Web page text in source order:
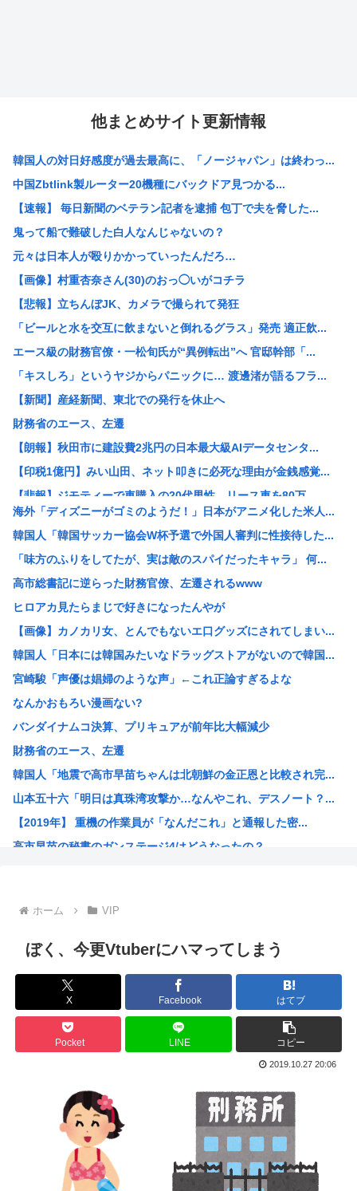
他まとめサイト更新情報
韓国人の対日好感度が過去最高に、「ノージャパン」は終わっ...
中国Zbtlink製ルーター20機種にバックドア見つかる...
【速報】 毎日新聞のベテラン記者を逮捕 包丁で夫を脅した...
鬼って船で難破した白人なんじゃないの？
元々は日本人が殴りかかっていったんだろ…
【画像】村重杏奈さん(30)のおっ◯いがコチラ
【悲報】立ちんぼJK、カメラで撮られて発狂
「ビールと水を交互に飲まないと倒れるグラス」発売 適正飲...
エース級の財務官僚・一松旬氏が“異例転出”へ 官邸幹部「...
「キスしろ」というヤジからパニックに… 渡邊渚が語るフラ...
【新聞】産経新聞、東北での発行を休止へ
財務省のエース、左遷
【朗報】秋田市に建設費2兆円の日本最大級AIデータセンタ...
【印税1億円】みい山田、ネット叩きに必死な理由が金銭感覚...
【悲報】ジモティーで車購入の20代男性、リース車を80万...
珍しく南北から同時に叩かれた日本 韓国からは「領土問題」...
パヨク「アジア人民、中国人民と連帯して戦おー！悪政高市を...
みんなで大家さん「成田は日本の下町が開発したゴミをエネル...
【画像】X民さん「ニンニクが青い！こんなの食えない！」
【悲報】楽しんごさん、清水良太郎さんとの“過去の因縁”を...
【衝撃】元ジャンポケ斉藤慎二被告の判決を堀江貴文さんが予...
【速報】北朝鮮が日本海に向けてミサイル発射
【悲報】高市首相の“個人的なSNS投稿”で習近平ブチギレ...
【衝撃】木村祐一の変貌ぶりに「誰かわからん」「いつの間に...
ついに来ちゃったの？アメリカでヒューマノイドロボットが家...
中国製ルーター20機種にバックドア、外部から完全制御のお...
中国人のリウさん、新エネ車で国境越えたら遠隔操作で30時...
北朝鮮が何かを発射
コメ価格先行き指数 過去最低 今後も値下がり傾向
海外「ディズニーがゴミのようだ！」日本がアニメ化した米人...
韓国人「韓国サッカー協会W杯予選で外国人審判に性接待した...
「味方のふりをしてたが、実は敵のスパイだったキャラ」 何...
高市総書記に逆らった財務官僚、左遷されるwww
ヒロアカ見たらまじで好きになったんやが
【画像】カノカリ女、とんでもないエ口グッズにされてしまい...
韓国人「日本には韓国みたいなドラッグストアがないので韓国...
宮崎駿「声優は娼婦のような声」←これ正論すぎるよな
なんかおもろい漫画ない?
バンダイナムコ決算、プリキュアが前年比大幅減少
財務省のエース、左遷
韓国人「地震で高市早苗ちゃんは北朝鮮の金正恩と比較され完...
山本五十六「明日は真珠湾攻撃か…なんやこれ、デスノート？...
【2019年】 重機の作業員が「なんだこれ」と通報した密...
高市早苗の秘書のガンステージ4はどうなったの？
韓国人「現在、日本が密かに韓国からパクっているものがこち...
漫画の画像持ってないか
トランプ政権高官「ちょっと中国企業制裁したりしただけなの...
出せよ…お前らが描いた絵!!
【画像】ブルーロックの監督、キレるwww
【高市朗報】高市早苗の名言、偉人の名言としてブロガーにま...
海外「日本にはこんな特殊な標識があるんだけど皆は見たこと...
森山前自民党幹事長「日中首脳会談の写真を高市が勝手にSN...
突進してきた牛を跳び越えたら、牛が固まって動かなくなった...
バトル漫画の主人公でライバルがいないキャラ、存在しない
ホーム VIP
ぼく、今更Vtuberにハマってしまう
X Facebook はてブ
Pocket LINE コピー
2019.10.27 20:06